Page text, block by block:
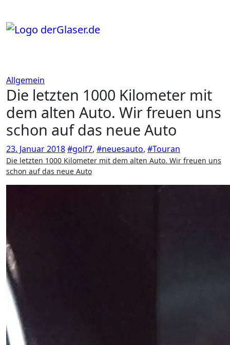
springen
Allgemein
Die letzten 1000 Kilometer mit
dem alten Auto. Wir freuen uns
schon auf das neue Auto
23. Januar 2018#golf7, #neuesauto, #Touran
Die letzten 1000 Kilometer mit dem alten Auto. Wir freuen uns
schon auf das neue Auto